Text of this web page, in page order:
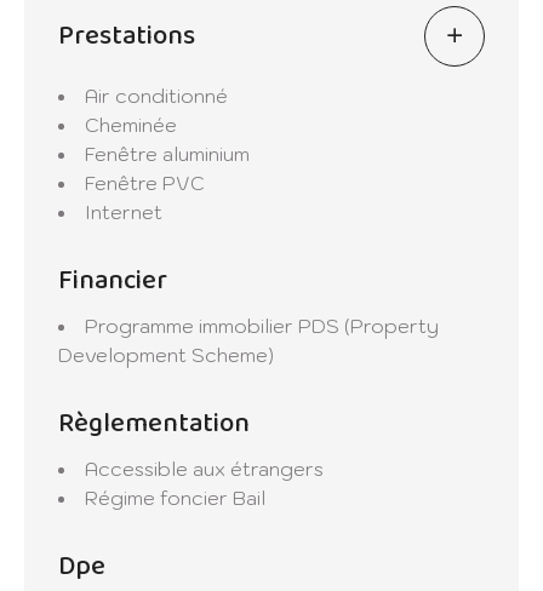
Prestations
Air conditionné
Cheminée
Fenêtre aluminium
Fenêtre PVC
Internet
Financier
Programme immobilier PDS (Property
Development Scheme)
Règlementation
Accessible aux étrangers
Régime foncier Bail
Dpe